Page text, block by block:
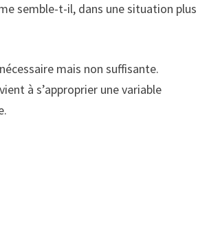
semble-t-il, dans une situation plus
mais non suffisante.
à s’approprier une variable